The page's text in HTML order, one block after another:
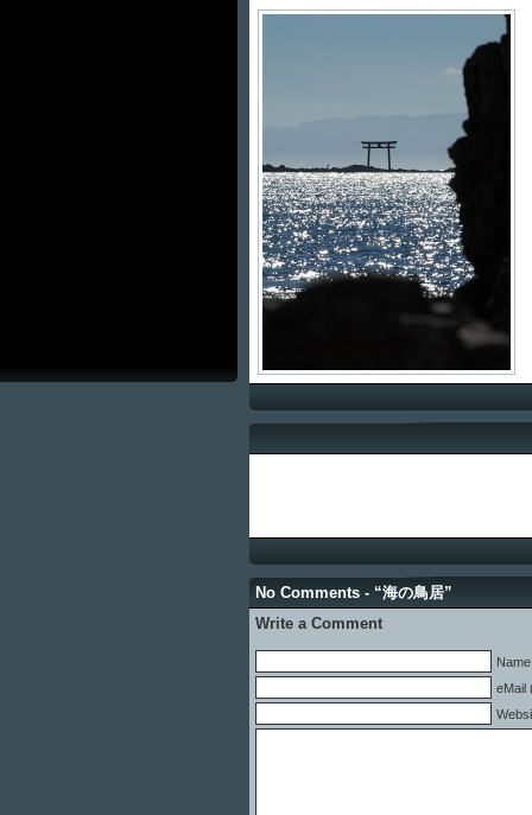
No Comments - “海の鳥居”
Write a Comment
eMail